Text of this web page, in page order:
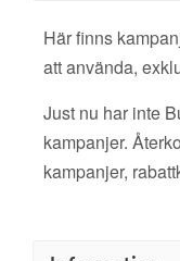
Här finns
att använda,
Just nu har inte
kampanjer.
kampanjer,